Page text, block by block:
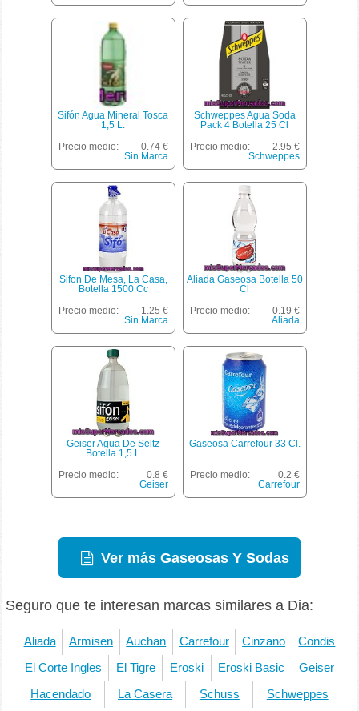
Sifón Agua Mineral Tosca
1,5 L.
Precio medio:
0.74 €
Sin Marca
Schweppes Agua Soda
Pack 4 Botella 25 Cl
Precio medio:
2.95 €
Schweppes
Sifon De Mesa, La Casa,
Botella 1500 Cc
Precio medio:
1.25 €
Sin Marca
Aliada Gaseosa Botella 50
Cl
Precio medio:
0.19 €
Aliada
Geiser Agua De Seltz
Botella 1,5 L
Precio medio:
0.8 €
Geiser
Gaseosa Carrefour 33 Cl.
Precio medio:
0.2 €
Carrefour
Ver más Gaseosas Y Sodas
Seguro que te interesan marcas similares a Dia:
Aliada Armisen Auchan Carrefour Cinzano Condis
El Corte Ingles El Tigre Eroski Eroski Basic Geiser
Hacendado La Casera Schuss Schweppes